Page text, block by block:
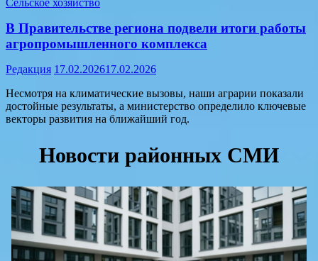
Сельское хозяйство
В Правительстве региона подвели итоги работы
агропромышленного комплекса
Редакция 17.02.202617.02.2026
Несмотря на климатические вызовы, наши аграрии показали
достойные результаты, а министерство определило ключевые
векторы развития на ближайший год.